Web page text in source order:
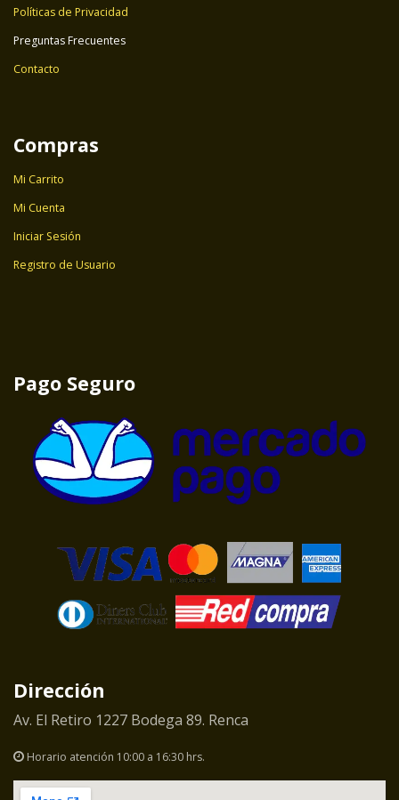
Políticas de Privacidad
Preguntas Frecuentes
Contacto
Compras
Mi Carrito
Mi Cuenta
Iniciar Sesión
Registro de Usuario
Pago Seguro
Dirección
Av. El Retiro 1227 Bodega 89. Renca
Horario atención 10:00 a 16:30 hrs.